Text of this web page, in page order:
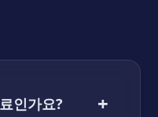
인가요? +